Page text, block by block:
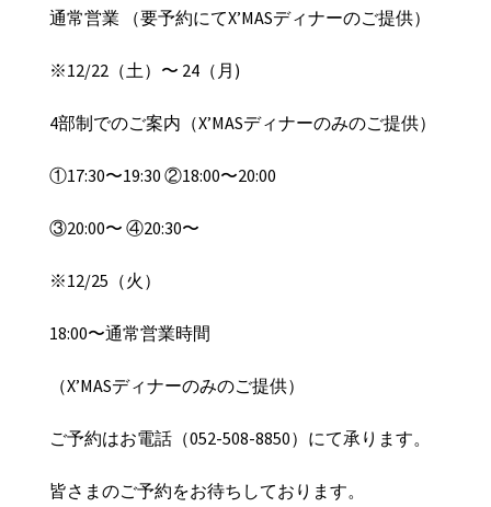
通常営業 （要予約にてX’MASディナーのご提供）
※12/22（土）〜 24（月)
4部制でのご案内（X’MASディナーのみのご提供）
①17:30〜19:30 ②18:00〜20:00
③20:00〜 ④20:30〜
※12/25（火）
18:00〜通常営業時間
（X’MASディナーのみのご提供）
ご予約はお電話（052-508-8850）にて承ります。
皆さまのご予約をお待ちしております。